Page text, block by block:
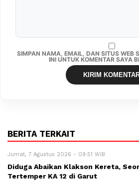
SIMPAN NAMA, EMAIL, DAN SITUS WEB
INI UNTUK KOMENTAR SAYA
BERITA TERKAIT
Jumat, 7 Agustus 2026 - 09:51 WIB
Diduga Abaikan Klakson Kereta,
Tertemper KA 12 di Garut